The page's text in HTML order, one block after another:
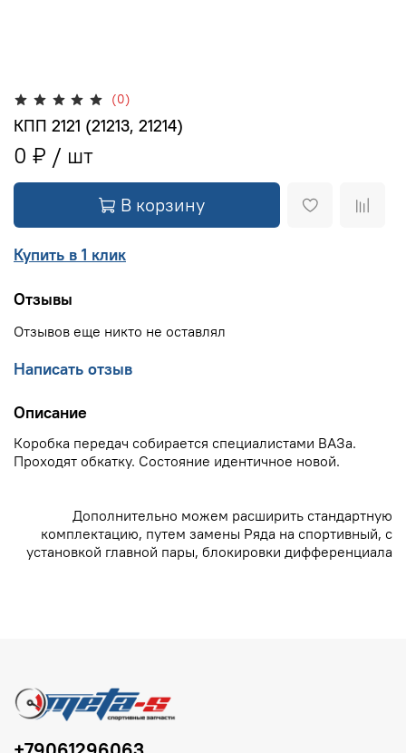
(0)
КПП 2121 (21213, 21214)
0 ₽
В корзину
Купить в 1 клик
Отзывы
Отзывов еще никто не оставлял
Написать отзыв
Описание
Коробка передач собирается специалистами ВАЗа.
Проходят обкатку. Состояние идентичное новой.
Дополнительно можем расширить стандартную
комплектацию, путем замены Ряда на спортивный, с
установкой главной пары, блокировки дифференциала